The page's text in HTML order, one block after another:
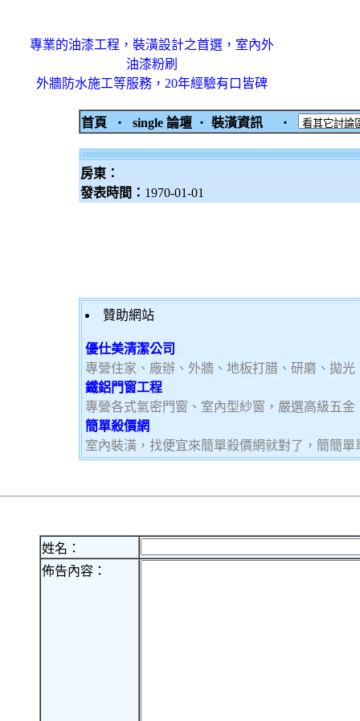
專業的油漆工程，裝潢設計之首選，室內外
油漆粉刷
外牆防水施工等服務，20年經驗有口皆碑
首頁 ‧ single 論壇 ‧ 裝潢資訊 ‧
房東：
發表時間： 1970-01-01
贊助網站
優仕美清潔公司
專營住家、廠辦、外牆、地板打腊、研磨、拋
鐵鋁門窗工程
專營各式氣密門窗、室內型紗窗，嚴選高級五
簡單殺價網
室內裝潢，找便宜來簡單殺價網就對了，簡簡
姓名：
佈告內容：